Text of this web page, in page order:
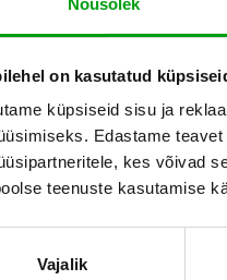
Nõusolek
on kasutatud
küpsiseid sisu ja
Edastame
kes võivad
teenuste kasutamise
Vajalik